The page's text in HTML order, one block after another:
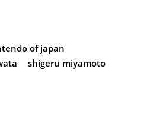
of japan
shigeru miyamoto